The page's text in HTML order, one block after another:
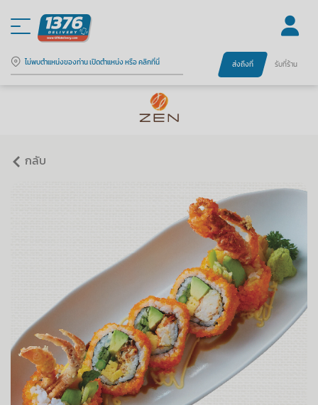
ไม่พบตำแหน่งของท่าน เปิดตำแหน่ง หรือ คลิกที่นี่ ส่งถึงที่ รับที่ร้าน
กลับ